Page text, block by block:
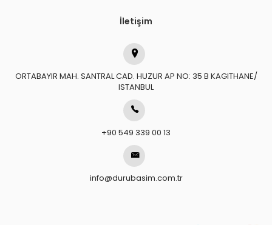
İletişim
ORTABAYIR MAH. SANTRAL CAD. HUZUR AP NO: 35 B KAGITHANE/
ISTANBUL
+90 549 339 00 13
info@durubasim.com.tr